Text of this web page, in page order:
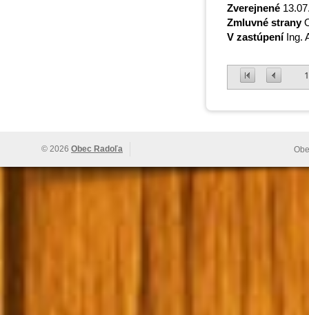
Zverejnené
Zmluvné strany
V zastúpeníIng.
1
© 2026 Obec Radoľa